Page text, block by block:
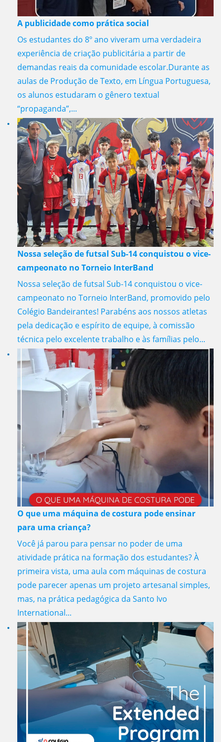
A publicidade como prática social
Os estudantes do 8º ano viveram uma verdadeira
experiência de criação publicitária a partir de
demandas reais da comunidade escolar.Durante as
aulas de Produção de Texto, em Língua Portuguesa,
os alunos estudaram o gênero textual
“propaganda”,...
Nossa seleção de futsal Sub-14 conquistou o vice-
campeonato no Torneio InterBand
Nossa seleção de futsal Sub-14 conquistou o vice-
campeonato no Torneio InterBand, promovido pelo
Colégio Bandeirantes! Parabéns aos nossos atletas
pela dedicação e espírito de equipe, à comissão
técnica pelo excelente trabalho e às famílias pelo...
O que uma máquina de costura pode ensinar
para uma criança?
Você já parou para pensar no poder de uma
atividade prática na formação dos estudantes? À
primeira vista, uma aula com máquinas de costura
pode parecer apenas um projeto artesanal simples,
mas, na prática pedagógica da Santo Ivo
International...